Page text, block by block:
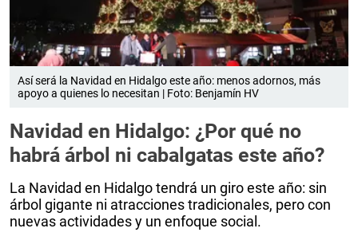
Así será la Navidad en Hidalgo este año: menos adornos, más
apoyo a quienes lo necesitan | Foto: Benjamín HV
Navidad en Hidalgo: ¿Por qué no
habrá árbol ni cabalgatas este año?
La Navidad en Hidalgo tendrá un giro este año: sin
árbol gigante ni atracciones tradicionales, pero con
nuevas actividades y un enfoque social.